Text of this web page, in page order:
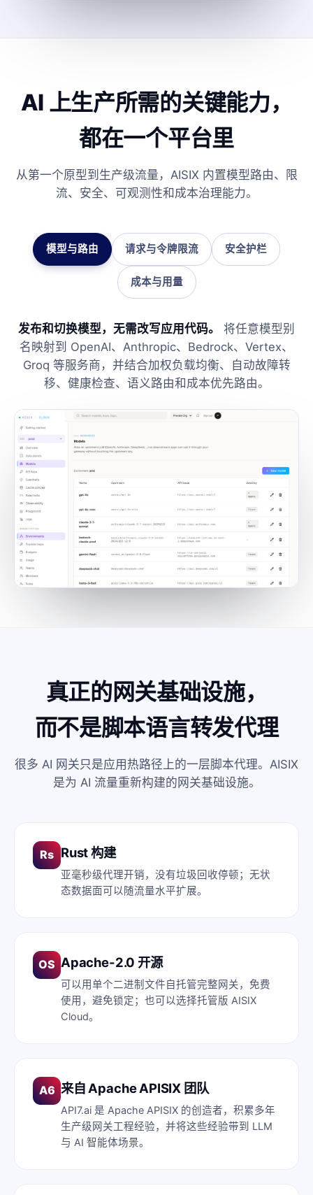
AI 上生产所需的关键能力，
都在一个平台里
从第一个原型到生产级流量，AISIX 内置模型路由、限
流、安全、可观测性和成本治理能力。
模型与路由 请求与令牌限流 安全护栏
成本与用量
发布和切换模型，无需改写应用代码。
将任意模型别
名映射到 OpenAI、Anthropic、Bedrock、Vertex、
Groq 等服务商，并结合加权负载均衡、自动故障转
移、健康检查、语义路由和成本优先路由。
真正的网关基础设施，
而不是脚本语言转发代理
很多 AI 网关只是应用热路径上的一层脚本代理。AISIX
是为 AI 流量重新构建的网关基础设施。
Rs Rust 构建
亚毫秒级代理开销，没有垃圾回收停顿；无状
态数据面可以随流量水平扩展。
OS Apache-2.0 开源
可以用单个二进制文件自托管完整网关，免费
使用，避免锁定；也可以选择托管版 AISIX
Cloud。
A6 来自 Apache APISIX 团队
API7.ai 是 Apache APISIX 的创造者，积累多年
生产级网关工程经验，并将这些经验带到 LLM
与 AI 智能体场景。